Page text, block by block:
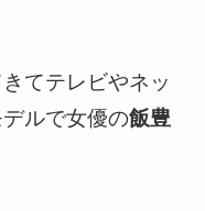
てテレビやネッ
ルで女優の飯豊